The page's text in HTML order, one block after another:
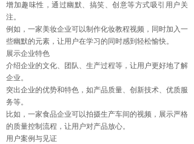
增加趣味性，通过幽默、搞笑、创意等方式吸引用户关
注。
例如，一家美妆企业可以制作化妆教程视频，同时加入一
些幽默的元素，让用户在学习的同时感到轻松愉快。
展示企业特色
介绍企业的文化、团队、生产过程等，让用户更好地了解
企业。
突出企业的优势和特色，如产品质量、创新技术、优质服
务等。
比如，一家食品企业可以拍摄生产车间的视频，展示严格
的质量控制流程，让用户对产品放心。
用户案例与见证